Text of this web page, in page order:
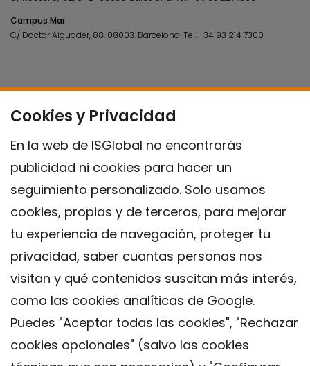
Cookies y Privacidad
En la web de ISGlobal no encontrarás
publicidad ni cookies para hacer un
seguimiento personalizado. Solo usamos
cookies, propias y de terceros, para mejorar
tu experiencia de navegación, proteger tu
privacidad, saber cuantas personas nos
visitan y qué contenidos suscitan más interés,
como las cookies analíticas de Google.
Puedes "Aceptar todas las cookies", "Rechazar
cookies opcionales" (salvo las cookies
Campus Mar
C/ Doctor Aiguader, 88. 08003. Barcelona.Tel.+34 93 214 7300